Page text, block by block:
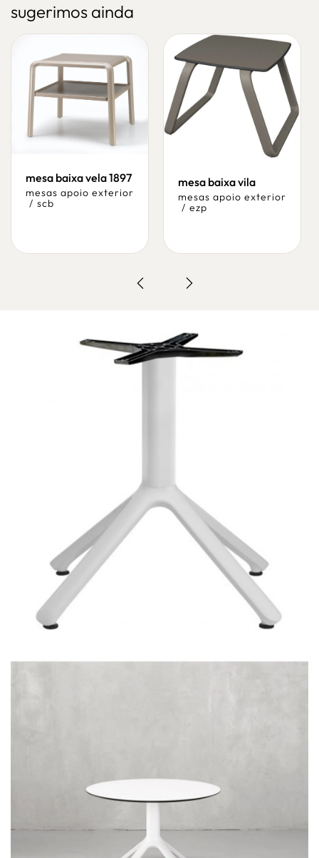
sugerimos ainda
mesa baixa vela 1897
mesas apoio exterior
/ scb
mesa baixa vila
mesas apoio exterior
/ ezp